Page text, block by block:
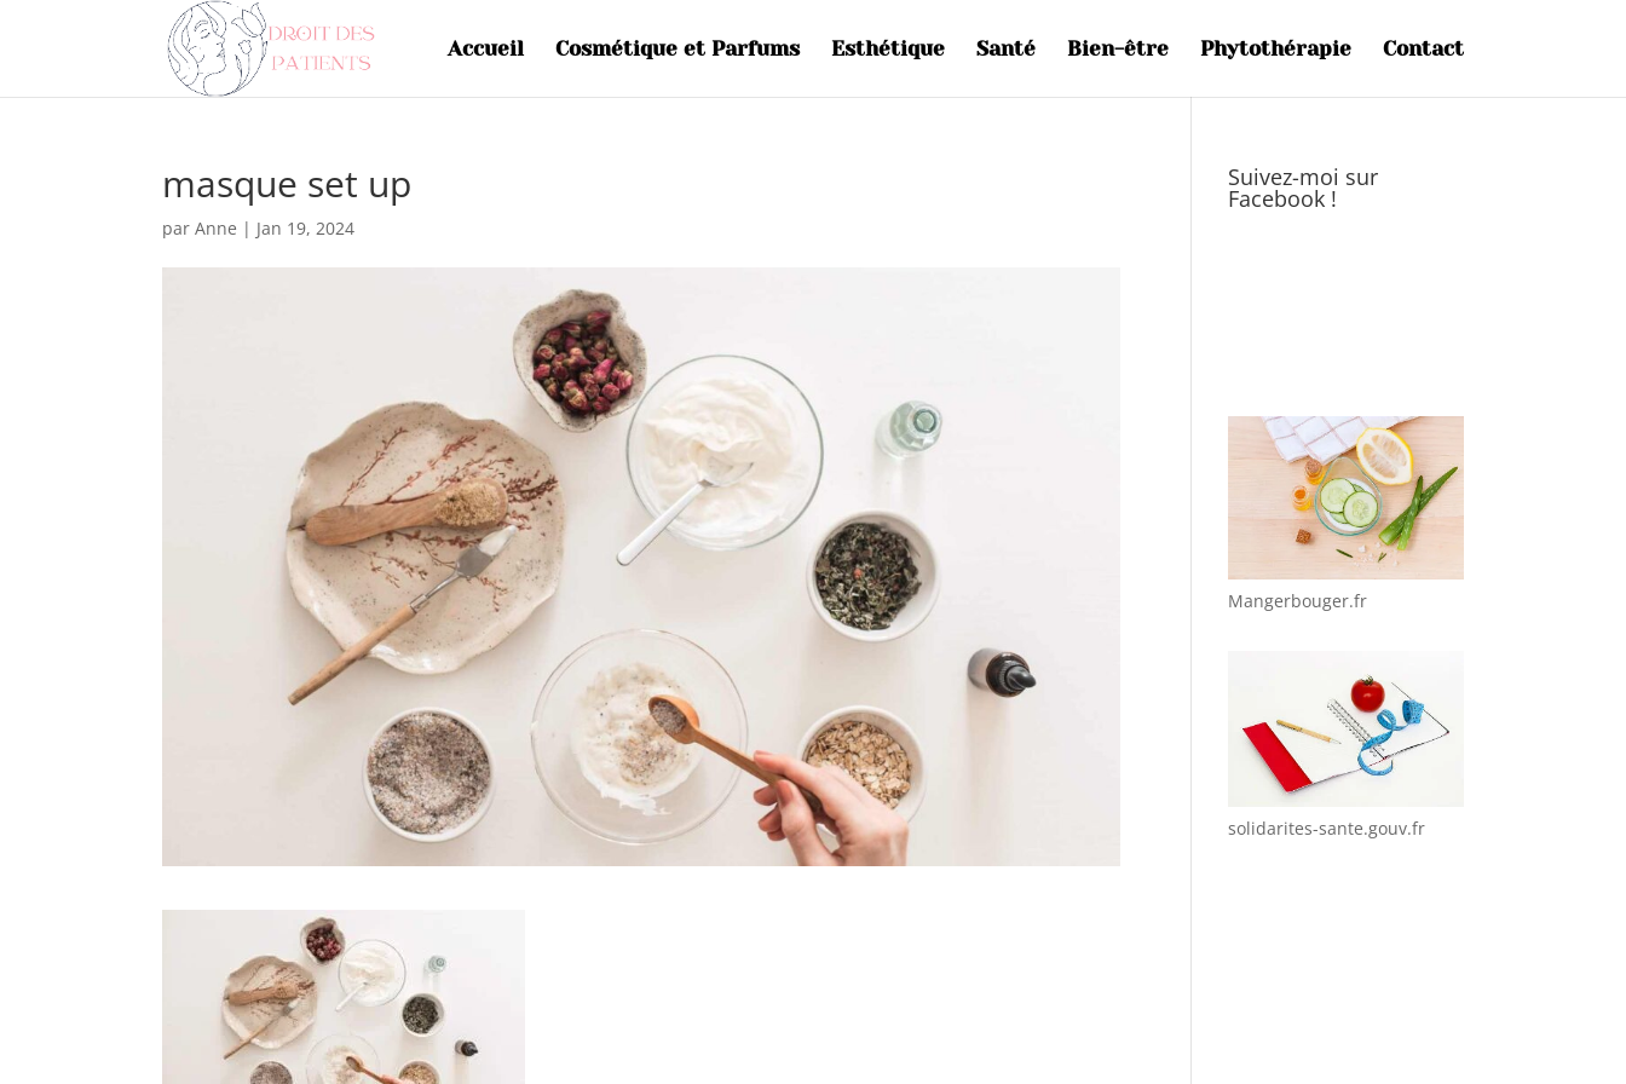
Accueil Cosmétique et Parfums Esthétique Santé Bien-être Phytothérapie Contact
masque set up
parAnne | Jan 19, 2024
Suivez-moi sur
Facebook !
Mangerbouger.fr
solidarites-sante.gouv.fr